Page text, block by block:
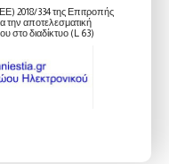
2018/334 της Επιτροπής
την αποτελεσματική
στο διαδίκτυο (L 63)